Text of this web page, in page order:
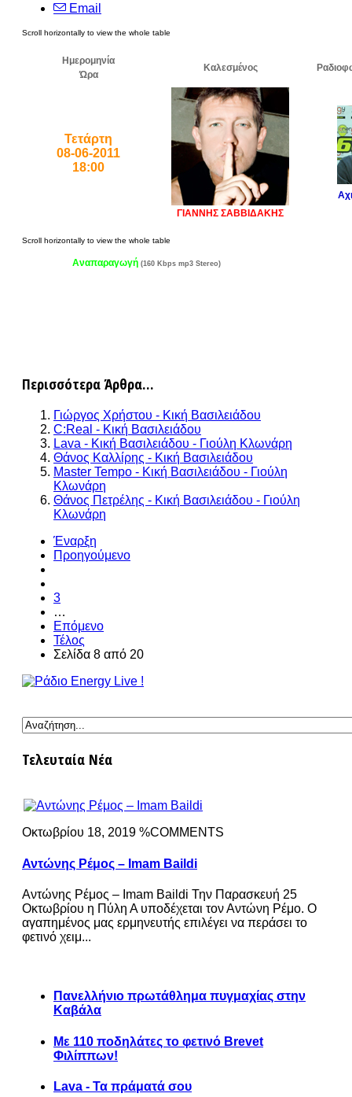
Email
Ημερομηνία
Ώρα
Καλεσμένος
Τετάρτη
08-06-2011
18:00
ΓΙΑΝΝΗΣ ΣΑΒΒΙΔΑΚΗΣ
Αναπαραγωγή (160 Kbps mp3 Stereo)
Περισσότερα Άρθρα...
Γιώργος Χρήστου - Κική Βασιλειάδου
C:Real - Κική Βασιλειάδου
Lava - Κική Βασιλειάδου - Γιούλη Κλωνάρη
Θάνος Καλλίρης - Κική Βασιλειάδου
Master Tempo - Κική Βασιλειάδου - Γιούλη
Κλωνάρη
Θάνος Πετρέλης - Κική Βασιλειάδου - Γιούλη
Κλωνάρη
Έναρξη
Προηγούμενο
3
…
Επόμενο
Τέλος
Σελίδα 8 από 20
Τελευταία Νέα
Οκτωβρίου 18, 2019 %COMMENTS
Αντώνης Ρέμος – Imam Baildi
Αντώνης Ρέμος – Imam Baildi Την Παρασκευή 25
Οκτωβρίου η Πύλη Α υποδέχεται τον Αντώνη Ρέμο. Ο
αγαπημένος μας ερμηνευτής επιλέγει να περάσει το
φετινό χειμ...
Πανελλήνιο πρωτάθλημα πυγμαχίας στην
Καβάλα
Με 110 ποδηλάτες το φετινό Brevet
Φιλίππων!
Lava - Τα πράματά σου